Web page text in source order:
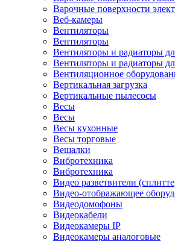
Варочные поверхности
Веб-камеры
Вентиляторы
Вентиляторы
Вентиляторы и радиаторы
Вентиляторы и радиаторы
Вентиляционное
Вертикальная загрузка
Вертикальные пылесосы
Весы
Весы
Весы кухонные
Весы торговые
Вешалки
Вибротехника
Вибротехника
Видео разветвители
Видео-отображающее
Видеодомофоны
Видеокабели
Видеокамеры IP
Видеокамеры аналоговые